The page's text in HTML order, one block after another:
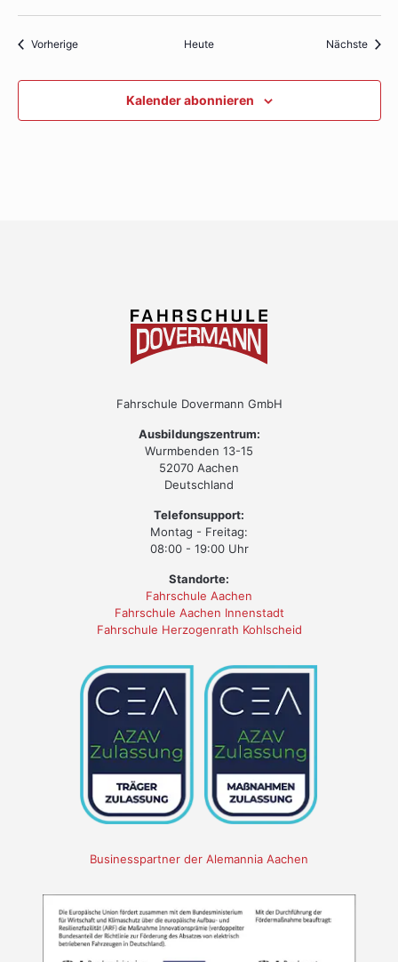
VorherigeVeranstaltungen Heute Nächste
Kalender abonnieren
Fahrschule Dovermann GmbH
Ausbildungszentrum:
Wurmbenden 13-15
52070 Aachen
Deutschland
Telefonsupport:
Montag - Freitag:
08:00 - 19:00 Uhr
Standorte:
Fahrschule Aachen
Fahrschule Aachen Innenstadt
Fahrschule Herzogenrath Kohlscheid
Businesspartner der Alemannia Aachen